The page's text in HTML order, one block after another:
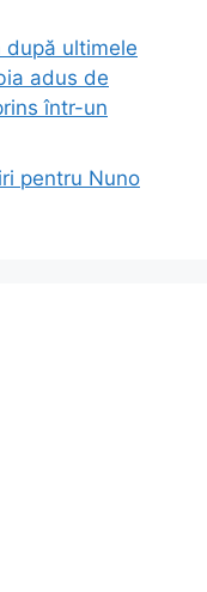
după ultimele
adus de
într-un
pentru Nuno